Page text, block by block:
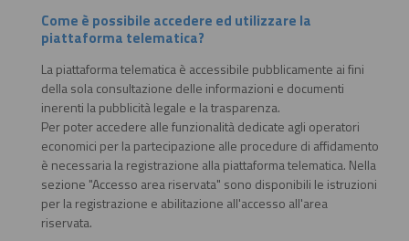
Come è possibile accedere ed utilizzare la
piattaforma telematica?
La piattaforma telematica è accessibile pubblicamente ai fini
della sola consultazione delle informazioni e documenti
inerenti la pubblicità legale e la trasparenza.
Per poter accedere alle funzionalità dedicate agli operatori
economici per la partecipazione alle procedure di affidamento
è necessaria la registrazione alla piattaforma telematica. Nella
sezione "Accesso area riservata" sono disponibili le istruzioni
per la registrazione e abilitazione all'accesso all'area
riservata.